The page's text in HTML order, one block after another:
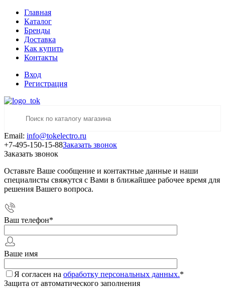
Главная
Каталог
Бренды
Доставка
Как купить
Контакты
Вход
Регистрация
Email: info@tokelectro.ru
+7-495-150-15-88Заказать звонок
Заказать звонок
Оставьте Ваше сообщение и контактные данные и наши
специалисты свяжутся с Вами в ближайшее рабочее время для
решения Вашего вопроса.
Ваш телефон*
Ваше имя
Я согласен на обработку персональных данных.*
Защита от автоматического заполнения